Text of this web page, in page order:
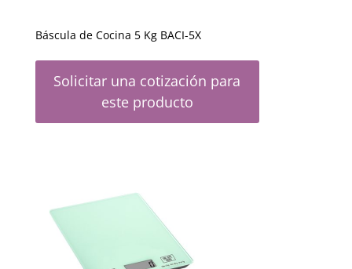
Báscula de Cocina 5 Kg BACI-5X
Solicitar una cotización para
este producto